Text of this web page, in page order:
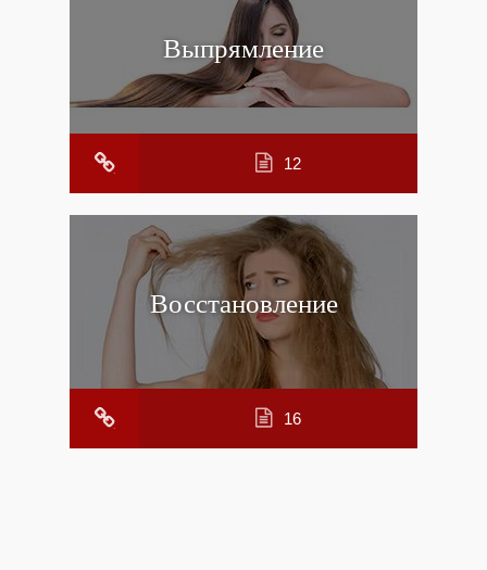
Выпрямление
12
Восстановление
16